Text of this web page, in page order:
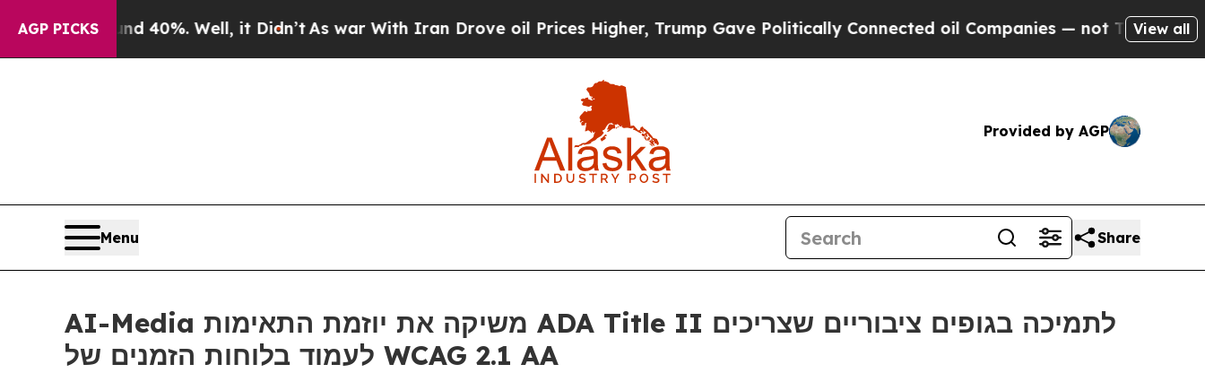
AGP PICKS
Around 40%. Well, it Didn’t As war With Iran Drove oil Prices Higher, Trump Gave Politically Connected oil Companies — not Taxpayers — the
View all
Provided by AGP
Menu Share
AI-Media משיקה את יוזמת התאימות ADA Title II לתמיכה בגופים ציבוריים שצריכים
לעמוד בלוחות הזמנים של WCAG 2.1 AA